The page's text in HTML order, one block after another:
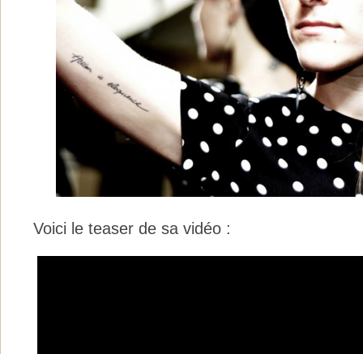
Voici le teaser de sa vidéo :